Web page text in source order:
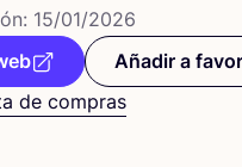
15/01/2026
Añadir a
de compras